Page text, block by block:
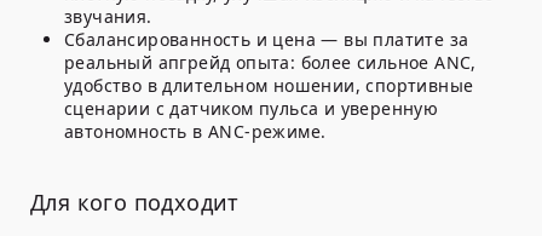
звучания.
Сбалансированность и цена — вы платите за
реальный апгрейд опыта: более сильное ANC,
удобство в длительном ношении, спортивные
сценарии с датчиком пульса и уверенную
автономность в ANC-режиме.
Для кого подходит